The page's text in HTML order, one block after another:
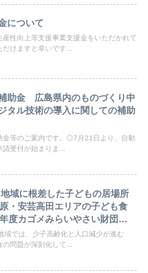
について
性向上等支援事業支援金をいただかれて
だけますと幸いです...
助金 広島県内のものづくり中
タル技術の導入に関しての補助
金等のご案内です。◎7月21日より、自動
受付が始まりま...
地域に根差した子どもの居場所
・安芸高田エリアの子ども食
度カゴメみらいやさい財団助
域では、少子高齢化と人口減少が進む
問題が深刻化して...